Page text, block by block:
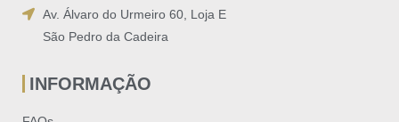
Av. Álvaro do Urmeiro 60, Loja E
São Pedro da Cadeira
INFORMAÇÃO